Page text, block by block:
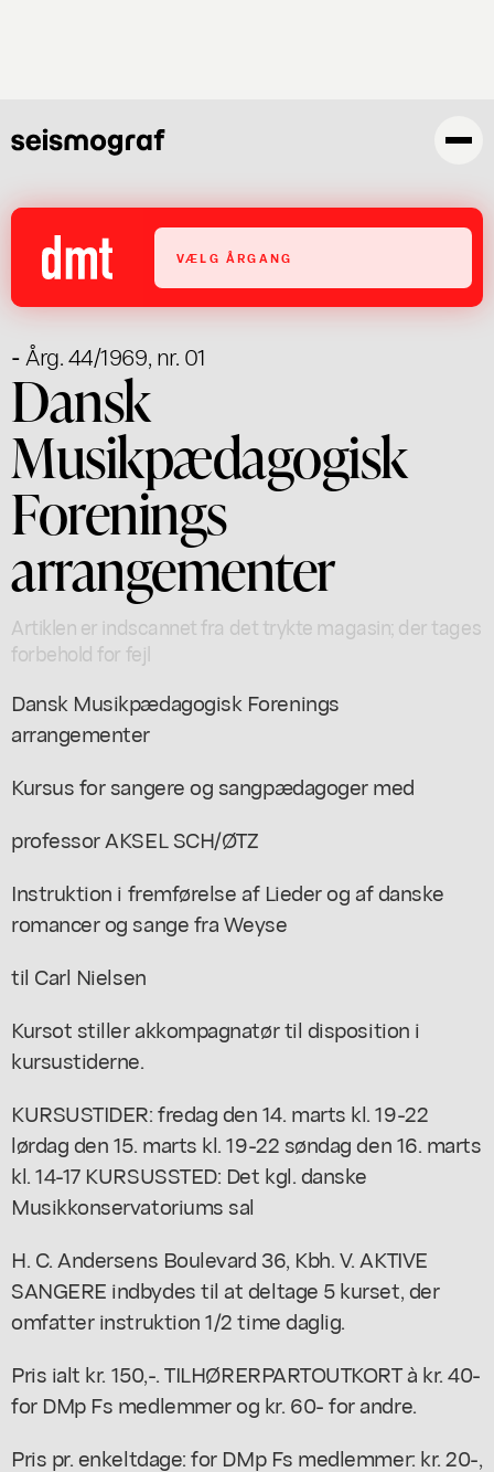
VÆLG ÅRGANG
- Årg. 44/1969, nr. 01
Dansk
Musikpædagogisk
Forenings
arrangementer
Artiklen er indscannet fra det trykte magasin; der tages
forbehold for fejl
Dansk Musikpædagogisk Forenings
arrangementer
Kursus for sangere og sangpædagoger med
professor AKSEL SCH/ØTZ
Instruktion i fremførelse af Lieder og af danske
romancer og sange fra Weyse
til Carl Nielsen
Kursot stiller akkompagnatør til disposition i
kursustiderne.
KURSUSTIDER: fredag den 14. marts kl. 19-22
lørdag den 15. marts kl. 19-22 søndag den 16. marts
kl. 14-17 KURSUSSTED: Det kgl. danske
Musikkonservatoriums sal
H. C. Andersens Boulevard 36, Kbh. V. AKTIVE
SANGERE indbydes til at deltage 5 kurset, der
omfatter instruktion 1/2 time daglig.
Pris ialt kr. 150,-. TILHØRERPARTOUTKORT à kr. 40-
for DMp Fs medlemmer og kr. 60- for andre.
Pris pr. enkeltdage: for DMp Fs medlemmer: kr. 20-,